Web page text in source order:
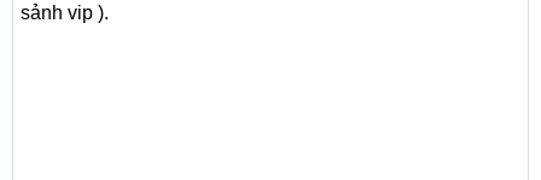
sảnh vip ).